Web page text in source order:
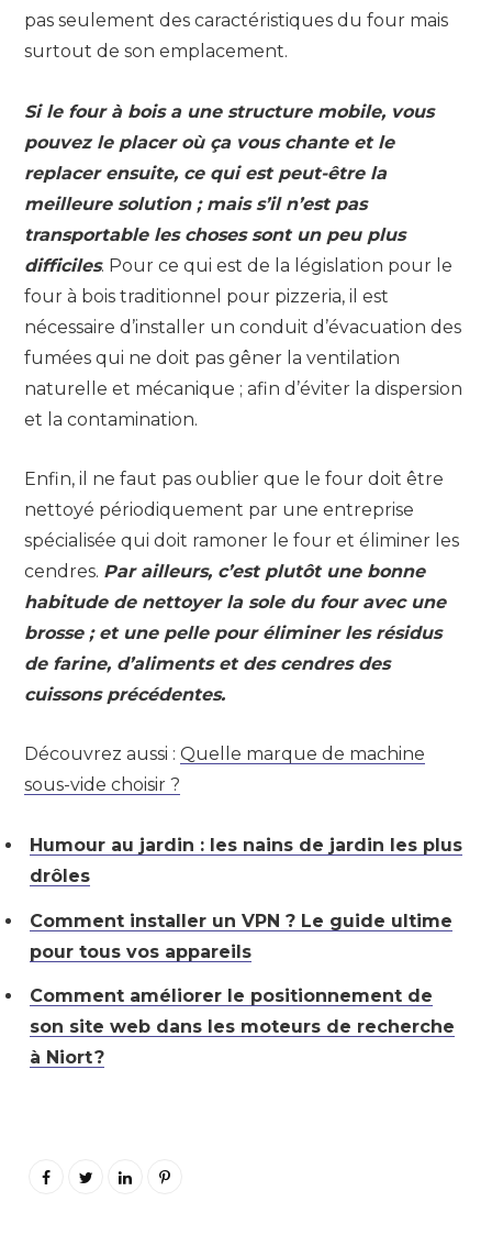
pas seulement des caractéristiques du four mais
surtout de son emplacement.
Si le four à bois a une structure mobile, vous
pouvez le placer où ça vous chante et le
replacer ensuite, ce qui est peut-être la
meilleure solution ; mais s’il n’est pas
transportable les choses sont un peu plus
difficiles. Pour ce qui est de la législation pour le
four à bois traditionnel pour pizzeria, il est
nécessaire d’installer un conduit d’évacuation des
fumées qui ne doit pas gêner la ventilation
naturelle et mécanique ; afin d’éviter la dispersion
et la contamination.
Enfin, il ne faut pas oublier que le four doit être
nettoyé périodiquement par une entreprise
spécialisée qui doit ramoner le four et éliminer les
cendres. Par ailleurs, c’est plutôt une bonne
habitude de nettoyer la sole du four avec une
brosse ; et une pelle pour éliminer les résidus
de farine, d’aliments et des cendres des
cuissons précédentes.
Découvrez aussi : Quelle marque de machine
sous-vide choisir ?
Humour au jardin : les nains de jardin les plus
drôles
Comment installer un VPN ? Le guide ultime
pour tous vos appareils
Comment améliorer le positionnement de
son site web dans les moteurs de recherche
à Niort ?